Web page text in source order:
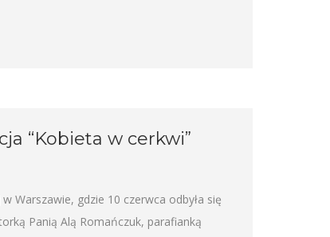
“Kobieta w cerkwi”
Warszawie, gdzie 10 czerwca odbyła się
Panią Alą Romańczuk, parafianką